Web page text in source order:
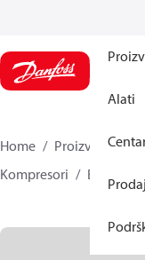
Alati
Home Proizvodi
Kompresori
BOCK